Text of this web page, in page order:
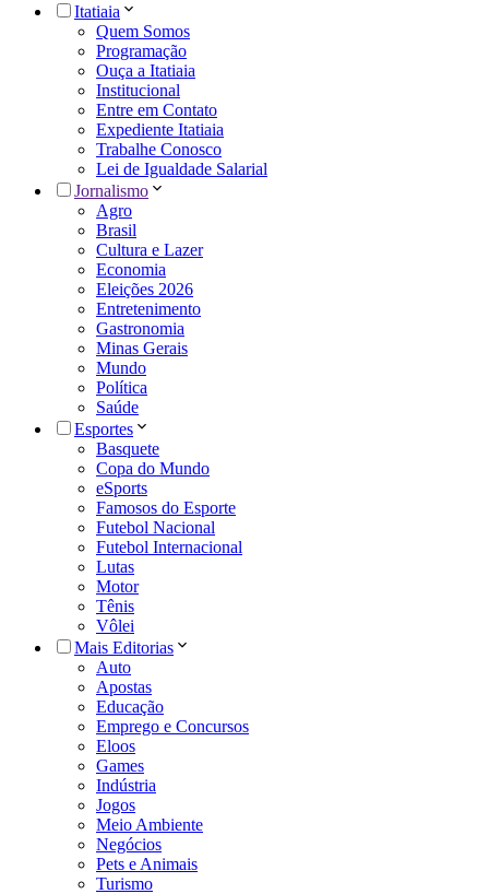
Itatiaia
Quem Somos
Programação
Ouça a Itatiaia
Institucional
Entre em Contato
Expediente Itatiaia
Trabalhe Conosco
Lei de Igualdade Salarial
Jornalismo
Agro
Brasil
Cultura e Lazer
Economia
Eleições 2026
Entretenimento
Gastronomia
Minas Gerais
Mundo
Política
Saúde
Esportes
Basquete
Copa do Mundo
eSports
Famosos do Esporte
Futebol Nacional
Futebol Internacional
Lutas
Motor
Tênis
Vôlei
Mais Editorias
Auto
Apostas
Educação
Emprego e Concursos
Eloos
Games
Indústria
Jogos
Meio Ambiente
Negócios
Pets e Animais
Turismo